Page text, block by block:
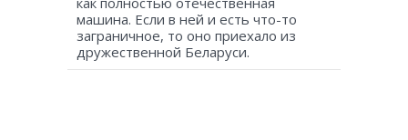
машина. Если в ней и есть что-то
заграничное, то оно приехало из
дружественной Беларуси.